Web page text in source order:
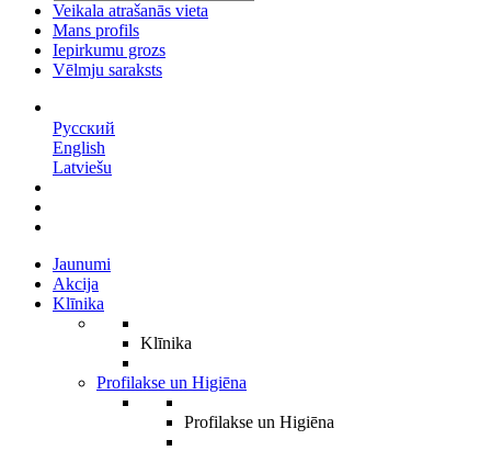
Veikala atrašanās vieta
Mans profils
Iepirkumu grozs
Vēlmju saraksts
Русский
English
Latviešu
Jaunumi
Akcija
Klīnika
Klīnika
Profilakse un Higiēna
Profilakse un Higiēna